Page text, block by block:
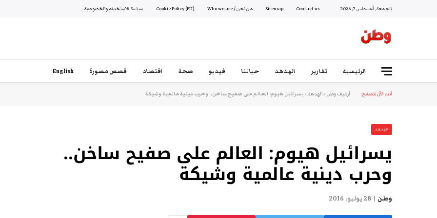
الجمعة, أغسطس 7, 2026 Contact us
Sitemap من نحن / Who we are Cookie Policy (EU) سياسة الاستخدام والخصوصية
الرئيسية تقارير الهدهد حياتنا فيديو صحة اقتصاد قصص مصورة English
أنت الآن تتصفح: أرشيف وطن»الهدهد»يسرائيل هيوم: العالم على صفيح ساخن.. وحرب دينية عالمية وشيكة
الهدهد
يسرائيل هيوم: العالم على صفيح ساخن..
وحرب دينية عالمية وشيكة
وطن 28 يوليو، 2016